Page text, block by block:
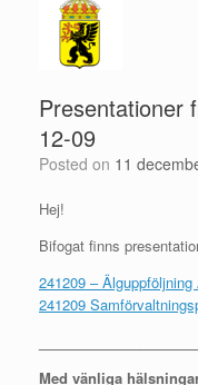
Presentationer
12-09
Posted on 11
Hej!
Bifogat finns
241209 – Älguppföljning
241209
Med vänliga